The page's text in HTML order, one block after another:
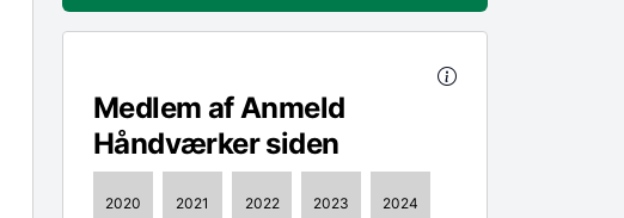
Medlem af Anmeld
Håndværker siden
2020 2021 2022 2023 2024